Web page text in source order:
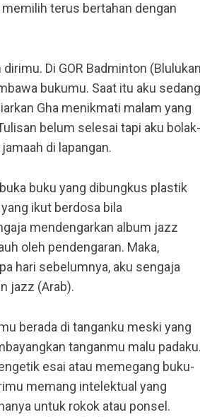
terus bertahan dengan
Di GOR Badminton
bukumu. Saat itu aku sedang
Gha menikmati malam yang
belum selesai tapi aku bolak-
di lapangan.
buku yang dibungkus plastik
ikut berdosa bila
mendengarkan album jazz
oleh pendengaran. Maka,
hari sebelumnya, aku sengaja
jazz (Arab).
berada di tanganku meski yang
tanganmu malu
esai atau memegang buku-
memang intelektual yang
untuk rokok atau ponsel.